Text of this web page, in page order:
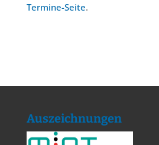
Termine-Seite.
Auszeichnungen